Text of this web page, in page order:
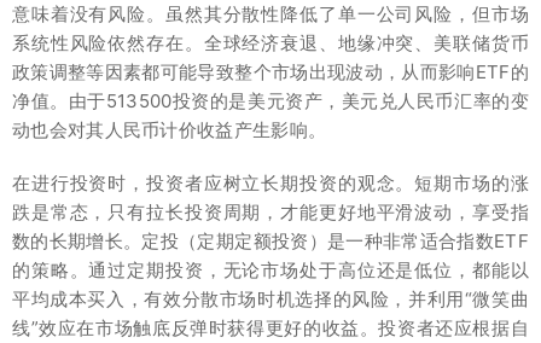
意味着没有风险。虽然其分散性降低了单一公司风险，但市场
系统性风险依然存在。全球经济衰退、地缘冲突、美联储货币
政策调整等因素都可能导致整个市场出现波动，从而影响ETF的
净值。由于513500投资的是美元资产，美元兑人民币汇率的变
动也会对其人民币计价收益产生影响。
在进行投资时，投资者应树立长期投资的观念。短期市场的涨
跌是常态，只有拉长投资周期，才能更好地平滑波动，享受指
数的长期增长。定投（定期定额投资）是一种非常适合指数ETF
的策略。通过定期投资，无论市场处于高位还是低位，都能以
平均成本买入，有效分散市场时机选择的风险，并利用“微笑曲
线”效应在市场触底反弹时获得更好的收益。投资者还应根据自